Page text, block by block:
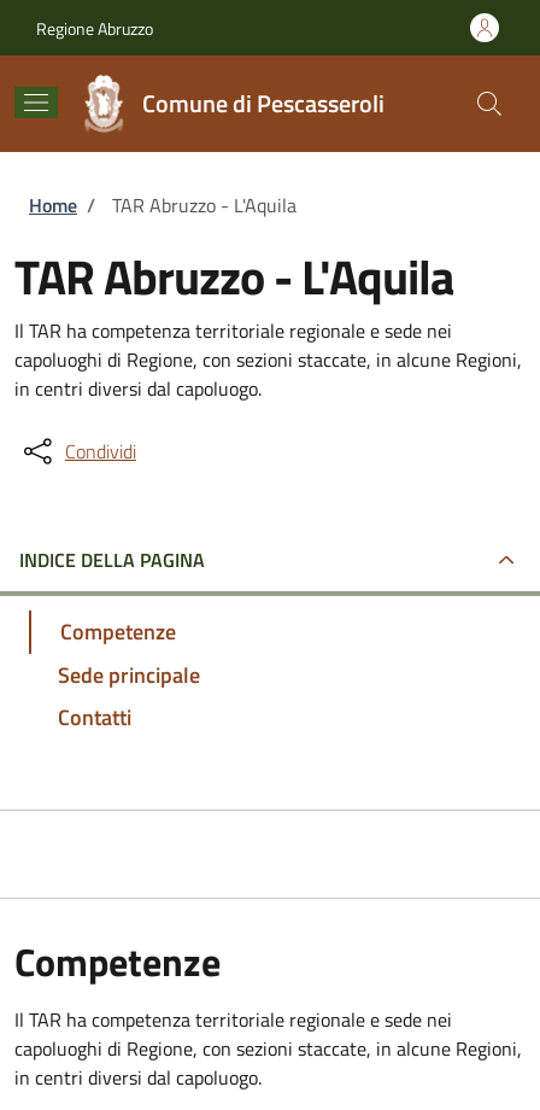
Regione Abruzzo
Comune di Pescasseroli
Briciole di pane
Home / TAR Abruzzo - L'Aquila
TAR Abruzzo - L'Aquila
Il TAR ha competenza territoriale regionale e sede nei
capoluoghi di Regione, con sezioni staccate, in alcune Regioni,
in centri diversi dal capoluogo.
Condividi
INDICE DELLA PAGINA
Competenze
Sede principale
Contatti
Competenze
Il TAR ha competenza territoriale regionale e sede nei
capoluoghi di Regione, con sezioni staccate, in alcune Regioni,
in centri diversi dal capoluogo.